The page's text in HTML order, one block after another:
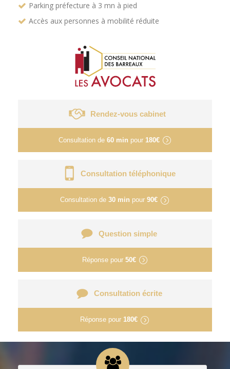
Parking préfecture à 3 mn à pied
Accès aux personnes à mobilité réduite
Rendez-vous cabinet
Consultation de 60 min pour 180€
Consultation téléphonique
Consultation de 30 min pour 90€
Question simple
Réponse pour 50€
Consultation écrite
Réponse pour 180€